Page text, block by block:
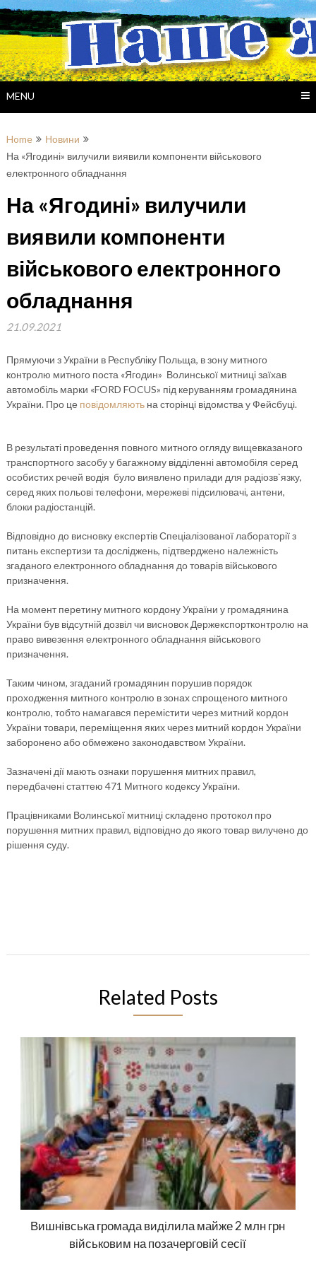
Skip
to
content
MENU
Home
Новини
На «Ягодині» вилучили виявили компоненти військового
електронного обладнання
На «Ягодині» вилучили
виявили компоненти
військового електронного
обладнання
21.09.2021
Прямуючи з України в Республіку Польща, в зону митного
контролю митного поста «Ягодин» Волинської митниці заїхав
автомобіль марки «FORD FOCUS» під керуванням громадянина
України. Про це повідомляютьна сторінці відомства у Фейсбуці.
В результаті проведення повного митного огляду вищевказаного
транспортного засобу у багажному відділенні автомобіля серед
особистих речей водія було виявлено прилади для радіозв`язку,
серед яких польові телефони, мережеві підсилювачі, антени,
блоки радіостанцій.
Відповідно до висновку експертів Спеціалізованої лабораторії з
питань експертизи та досліджень, підтверджено належність
згаданого електронного обладнання до товарів військового
призначення.
На момент перетину митного кордону України у громадянина
України був відсутній дозвіл чи висновок Держекспортконтролю на
право вивезення електронного обладнання військового
призначення.
Таким чином, згаданий громадянин порушив порядок
проходження митного контролю в зонах спрощеного митного
контролю, тобто намагався перемістити через митний кордон
України товари, переміщення яких через митний кордон України
заборонено або обмежено законодавством України.
Зазначені дії мають ознаки порушення митних правил,
передбачені статтею 471 Митного кодексу України.
Працівниками Волинської митниці складено протокол про
порушення митних правил, відповідно до якого товар вилучено до
рішення суду.
Related Posts
Вишнівська громада виділила майже 2 млн грн
військовим на позачерговій сесії